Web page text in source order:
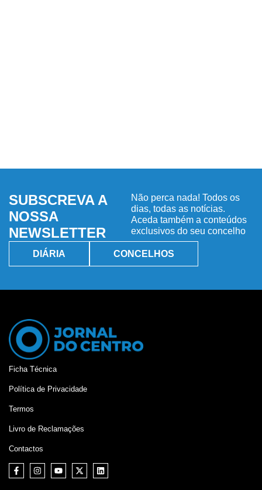
SUBSCREVA A
NOSSA
NEWSLETTER
Não perca nada! Todos os
dias, todas as notícias.
Aceda também a conteúdos
exclusivos do seu concelho
DIÁRIA CONCELHOS
Ficha Técnica
Política de Privacidade
Termos
Livro de Reclamações
Contactos